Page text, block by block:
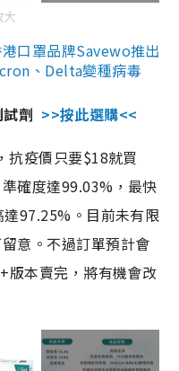
口罩品牌Savewo推出
、Delta變種病毒
劑 >>按此選購<<
抗疫價只要$18就買
確度達99.03%，最快
97.25%。目前未有限
意。不過訂單預計會
版本賣完，將有機會改